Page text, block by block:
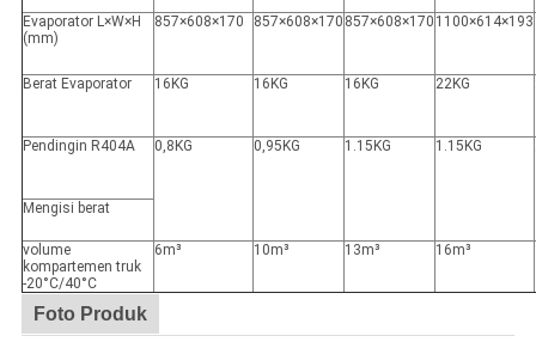
Evaporator L×W×H
(mm)
857×608×170 857×608×170 857×608×170 1100×614×193
Berat Evaporator 16KG 16KG 16KG 22KG
Pendingin R404A 0,8KG 0,95KG 1.15KG 1.15KG
Mengisi berat
volume
kompartemen truk
-20°C/40°C
6m³ 10m³ 13m³ 16m³
Foto Produk